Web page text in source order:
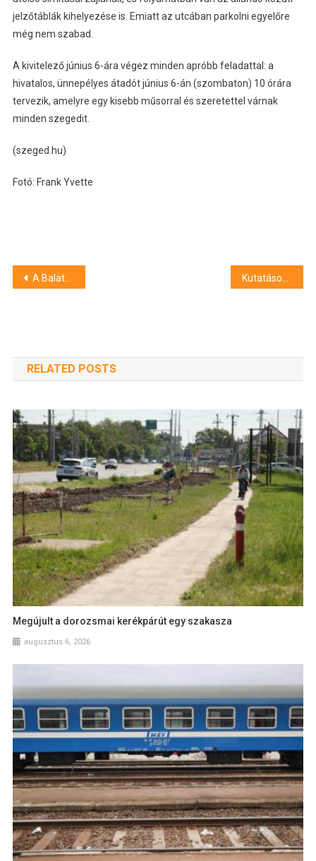
jelzőtáblák kihelyezése is. Emiatt az utcában parkolni egyelőre
még nem szabad.
A kivitelező június 6-ára végez minden apróbb feladattal: a
hivatalos, ünnepélyes átadót június 6-án (szombaton) 10 órára
tervezik, amelyre egy kisebb műsorral és szeretettel várnak
minden szegedit.
(szeged.hu)
Fotó: Frank Yvette
Bejegyzés
A Balaton lett Európa legjobb családbarát desztinációja
RELATED POSTS
Megújult a dorozsmai kerékpárút egy szakasza
augusztus 6, 2026